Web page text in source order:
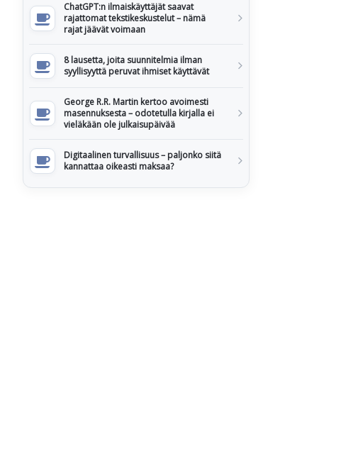
ChatGPT:n ilmaiskäyttäjät saavat
rajattomat tekstikeskustelut – nämä
rajat jäävät voimaan
8 lausetta, joita suunnitelmia ilman
syyllisyyttä peruvat ihmiset käyttävät
George R.R. Martin kertoo avoimesti
masennuksesta – odotetulla kirjalla ei
vieläkään ole julkaisupäivää
Digitaalinen turvallisuus – paljonko siitä
kannattaa oikeasti maksaa?